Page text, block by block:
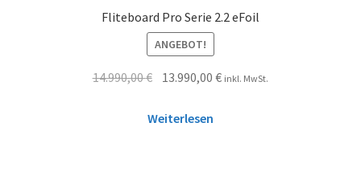
Fliteboard Pro Serie 2.2 eFoil
ANGEBOT!
14.990,00€ 13.990,00€ inkl. MwSt.
Weiterlesen